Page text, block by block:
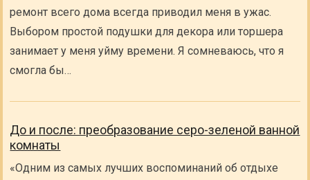
ремонт всего дома всегда приводил меня в ужас.
Выбором простой подушки для декора или торшера
занимает у меня уйму времени. Я сомневаюсь, что я
смогла бы…
До и после: преобразование серо-зеленой ванной
комнаты
«Одним из самых лучших воспоминаний об отдыхе